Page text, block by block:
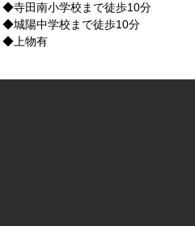
◆寺田南小学校まで徒歩10分
◆城陽中学校まで徒歩10分
◆上物有